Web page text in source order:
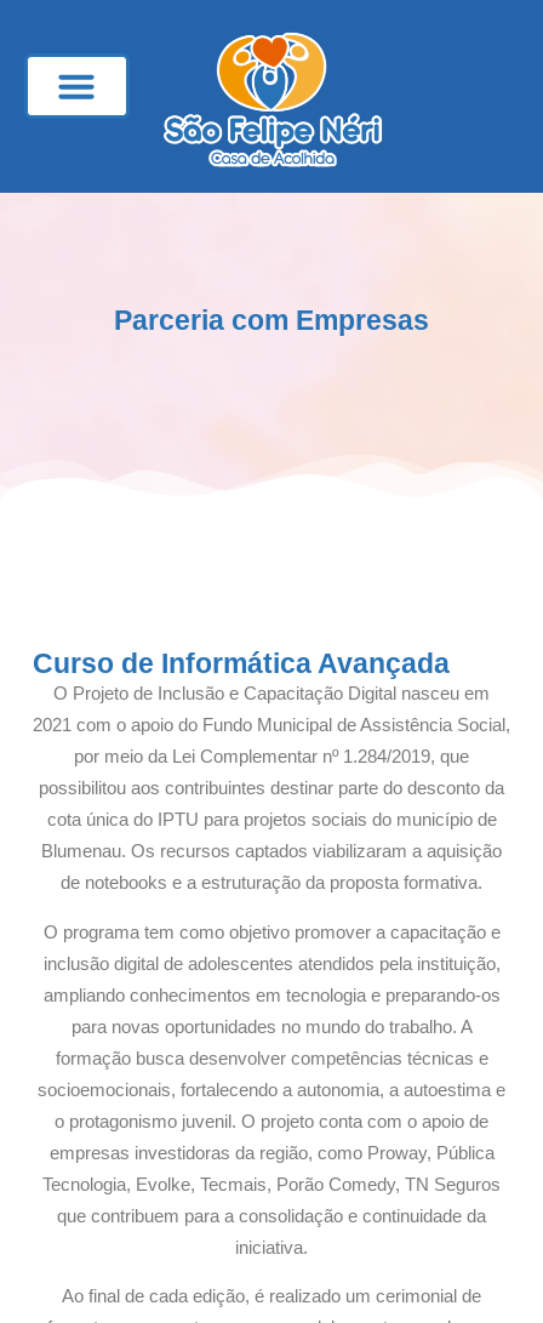
Parceria com Empresas
Curso de Informática Avançada
O Projeto de Inclusão e Capacitação Digital nasceu em
2021 com o apoio do Fundo Municipal de Assistência Social,
por meio da Lei Complementar nº 1.284/2019, que
possibilitou aos contribuintes destinar parte do desconto da
cota única do IPTU para projetos sociais do município de
Blumenau. Os recursos captados viabilizaram a aquisição
de notebooks e a estruturação da proposta formativa.
O programa tem como objetivo promover a capacitação e
inclusão digital de adolescentes atendidos pela instituição,
ampliando conhecimentos em tecnologia e preparando-os
para novas oportunidades no mundo do trabalho. A
formação busca desenvolver competências técnicas e
socioemocionais, fortalecendo a autonomia, a autoestima e
o protagonismo juvenil. O projeto conta com o apoio de
empresas investidoras da região, como Proway, Pública
Tecnologia, Evolke, Tecmais, Porão Comedy, TN Seguros
que contribuem para a consolidação e continuidade da
iniciativa.
Ao final de cada edição, é realizado um cerimonial de